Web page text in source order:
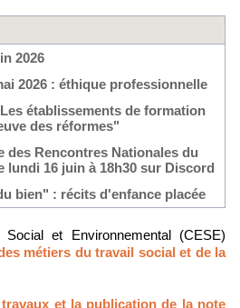
2026
2026 : éthique professionnelle
établissements de formation
des réformes"
des Rencontres Nationales du
lundi 16 juin à 18h30 sur Discord
bien" : récits d'enfance placée
métiers du travail social et de la
et la publication de la note